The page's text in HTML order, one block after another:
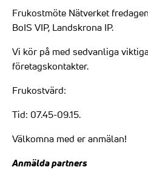
Frukostmöte Nätverket
BoIS VIP, Landskrona IP.
Vi kör på med sedvanliga
företagskontakter.
Frukostvärd:
Tid: 07.45-09.15.
Välkomna med er anmälan!
Anmälda partners